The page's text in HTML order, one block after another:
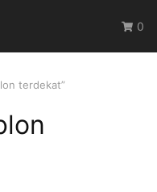
0
terdekat”